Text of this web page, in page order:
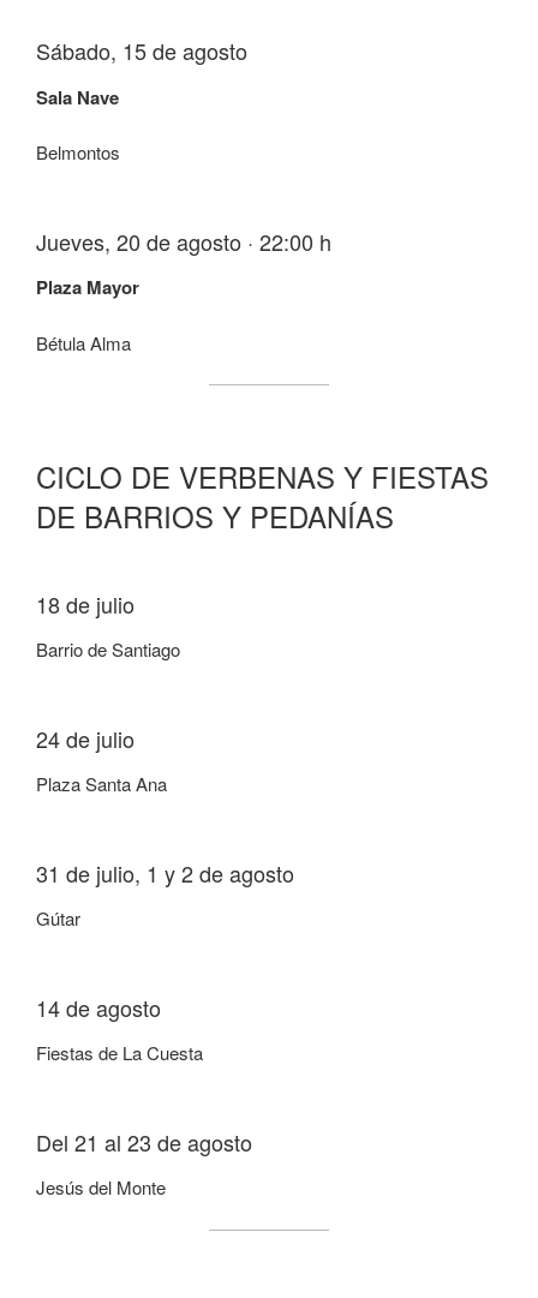
Sábado, 15 de agosto
Sala Nave
Belmontos
Jueves, 20 de agosto · 22:00 h
Plaza Mayor
Bétula Alma
CICLO DE VERBENAS Y FIESTAS
DE BARRIOS Y PEDANÍAS
18 de julio
Barrio de Santiago
24 de julio
Plaza Santa Ana
31 de julio, 1 y 2 de agosto
Gútar
14 de agosto
Fiestas de La Cuesta
Del 21 al 23 de agosto
Jesús del Monte